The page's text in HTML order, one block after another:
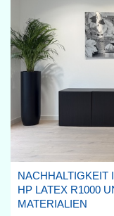
NACHHALTIGKEIT
HP LATEX R1000
MATERIALIEN